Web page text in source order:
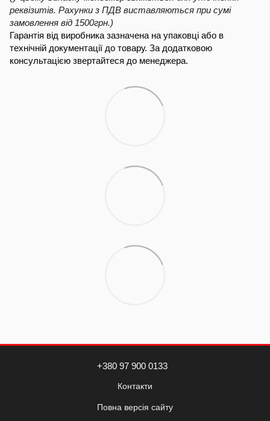
реквізитів. Рахунки з ПДВ виставляються при сумі
замовлення від 1500грн.)
Гарантія від виробника зазначена на упаковці або в
технічній документації до товару. За додатковою
консультацією звертайтеся до менеджера.
+380 97 900 0133
Контакти
Повна версія сайту